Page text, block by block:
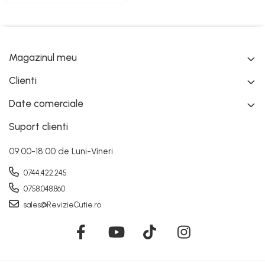
Magazinul meu
Clienti
Date comerciale
Suport clienti
09:00-18:00 de Luni-Vineri
0744.422.245
0758.048.860
sales@RevizieCutie.ro